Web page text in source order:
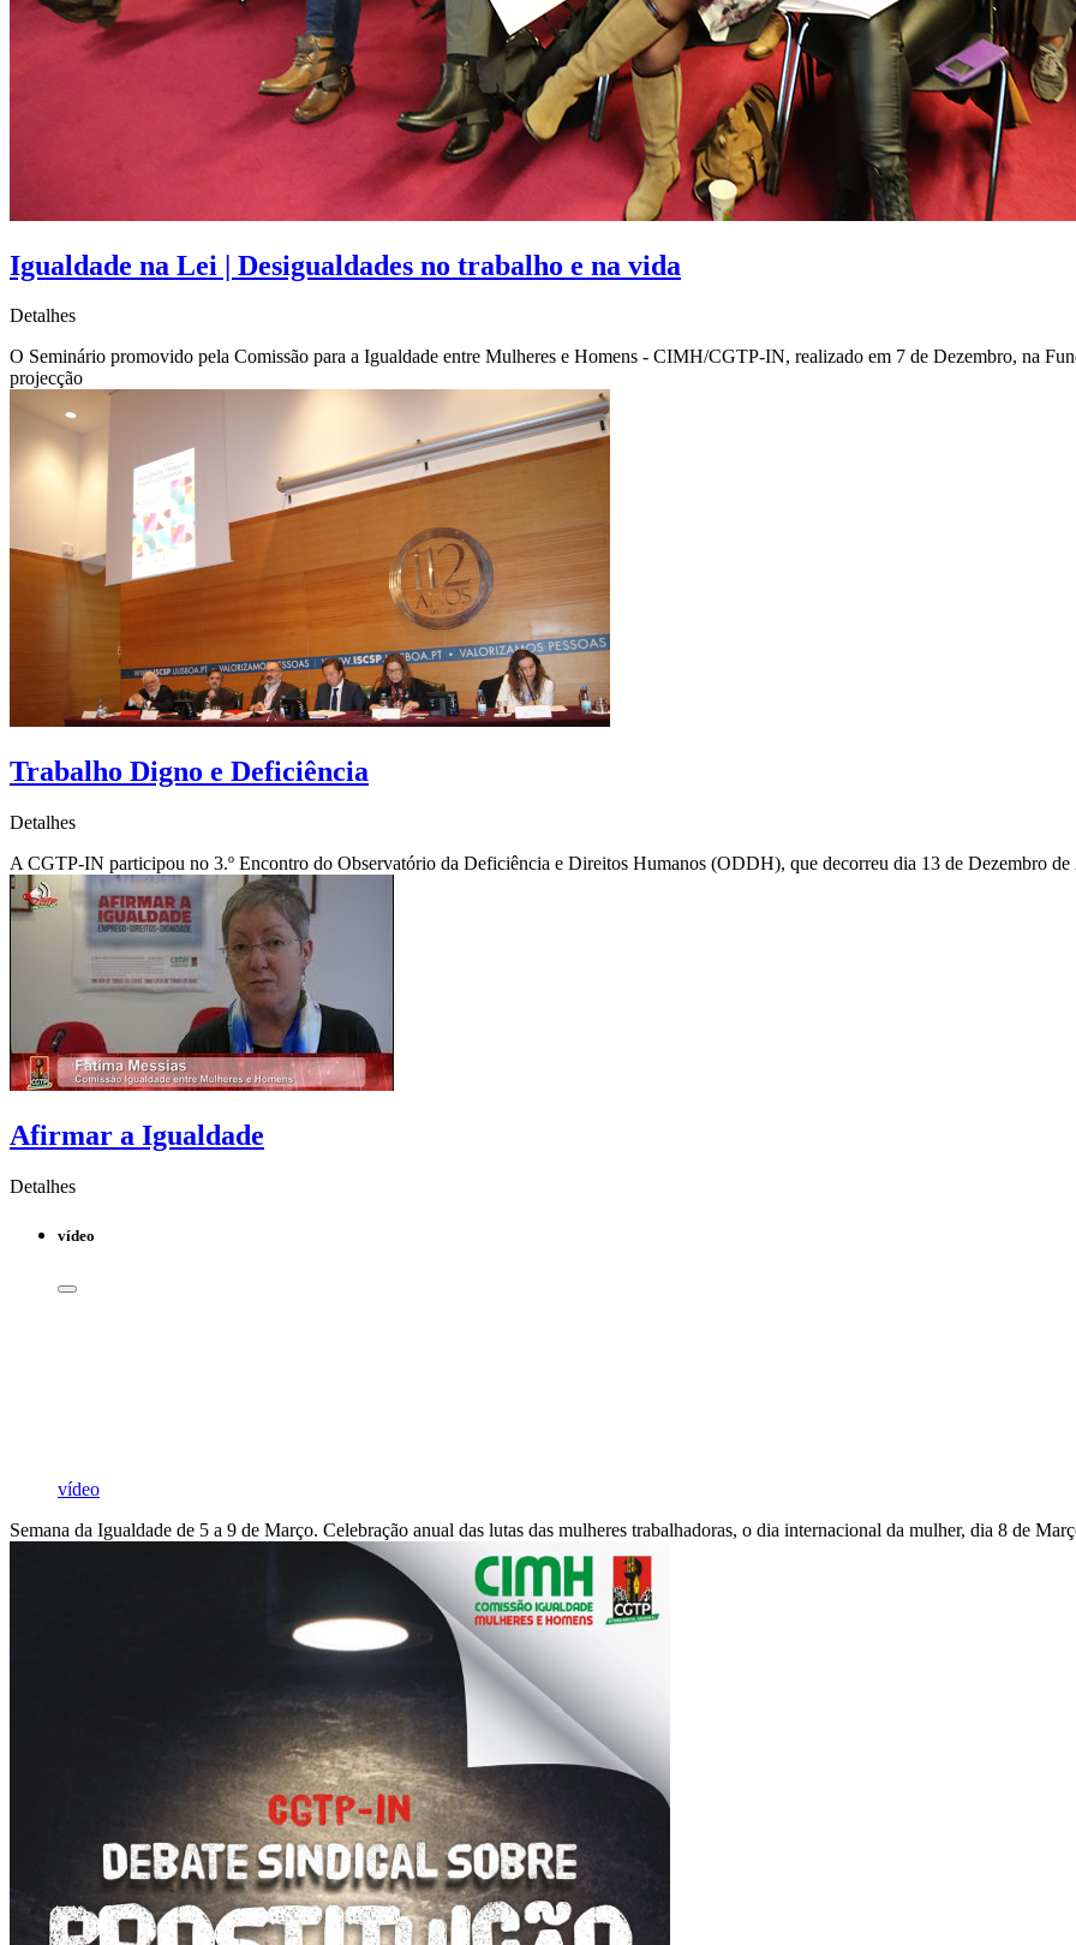
Igualdade na Lei | Desigualdades no trabalho e na vida
Detalhes
O Seminário promovido pela Comissão para a Igualdade entre Mulheres e Homens - CIMH/CGTP-IN, realizado em 7 de Dezembro, na
projecção
Trabalho Digno e Deficiência
Detalhes
A CGTP-IN participou no 3.º Encontro do Observatório da Deficiência e Direitos Humanos (ODDH), que decorreu dia 13 de Dezembro
Afirmar a Igualdade
Detalhes
vídeo
vídeo
Semana da Igualdade de 5 a 9 de Março. Celebração anual das lutas das mulheres trabalhadoras, o dia internacional da mulher, dia 8 de